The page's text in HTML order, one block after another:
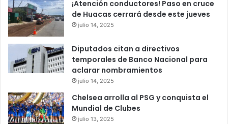
¡Atención conductores! Paso en cruce
de Huacas cerrará desde este jueves
julio 14, 2025
Diputados citan a directivos
temporales de Banco Nacional para
aclarar nombramientos
julio 14, 2025
Chelsea arrolla al PSG y conquista el
Mundial de Clubes
julio 13, 2025